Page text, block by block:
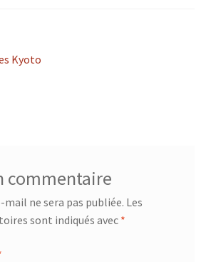
Kyoto
commentaire
mail ne sera pas publiée. Les
sont indiqués avec *